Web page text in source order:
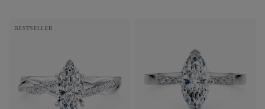
BESTSELLER